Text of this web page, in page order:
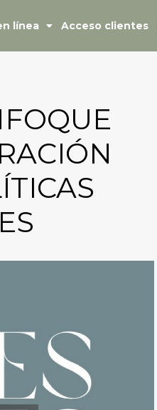
línea Acceso clientes